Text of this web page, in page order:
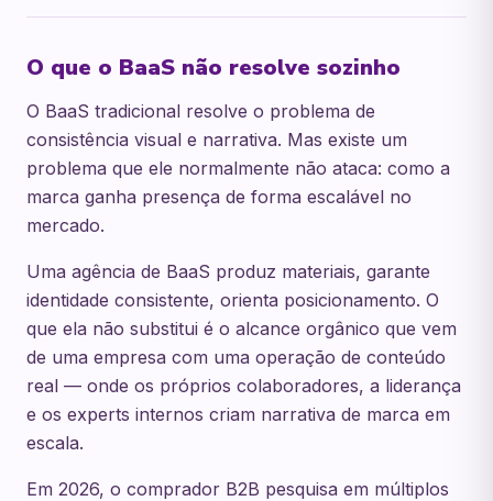
O que o BaaS não resolve sozinho
O BaaS tradicional resolve o problema de
consistência visual e narrativa. Mas existe um
problema que ele normalmente não ataca: como a
marca ganha presença de forma escalável no
mercado.
Uma agência de BaaS produz materiais, garante
identidade consistente, orienta posicionamento. O
que ela não substitui é o alcance orgânico que vem
de uma empresa com uma operação de conteúdo
real — onde os próprios colaboradores, a liderança
e os experts internos criam narrativa de marca em
escala.
Em 2026, o comprador B2B pesquisa em múltiplos